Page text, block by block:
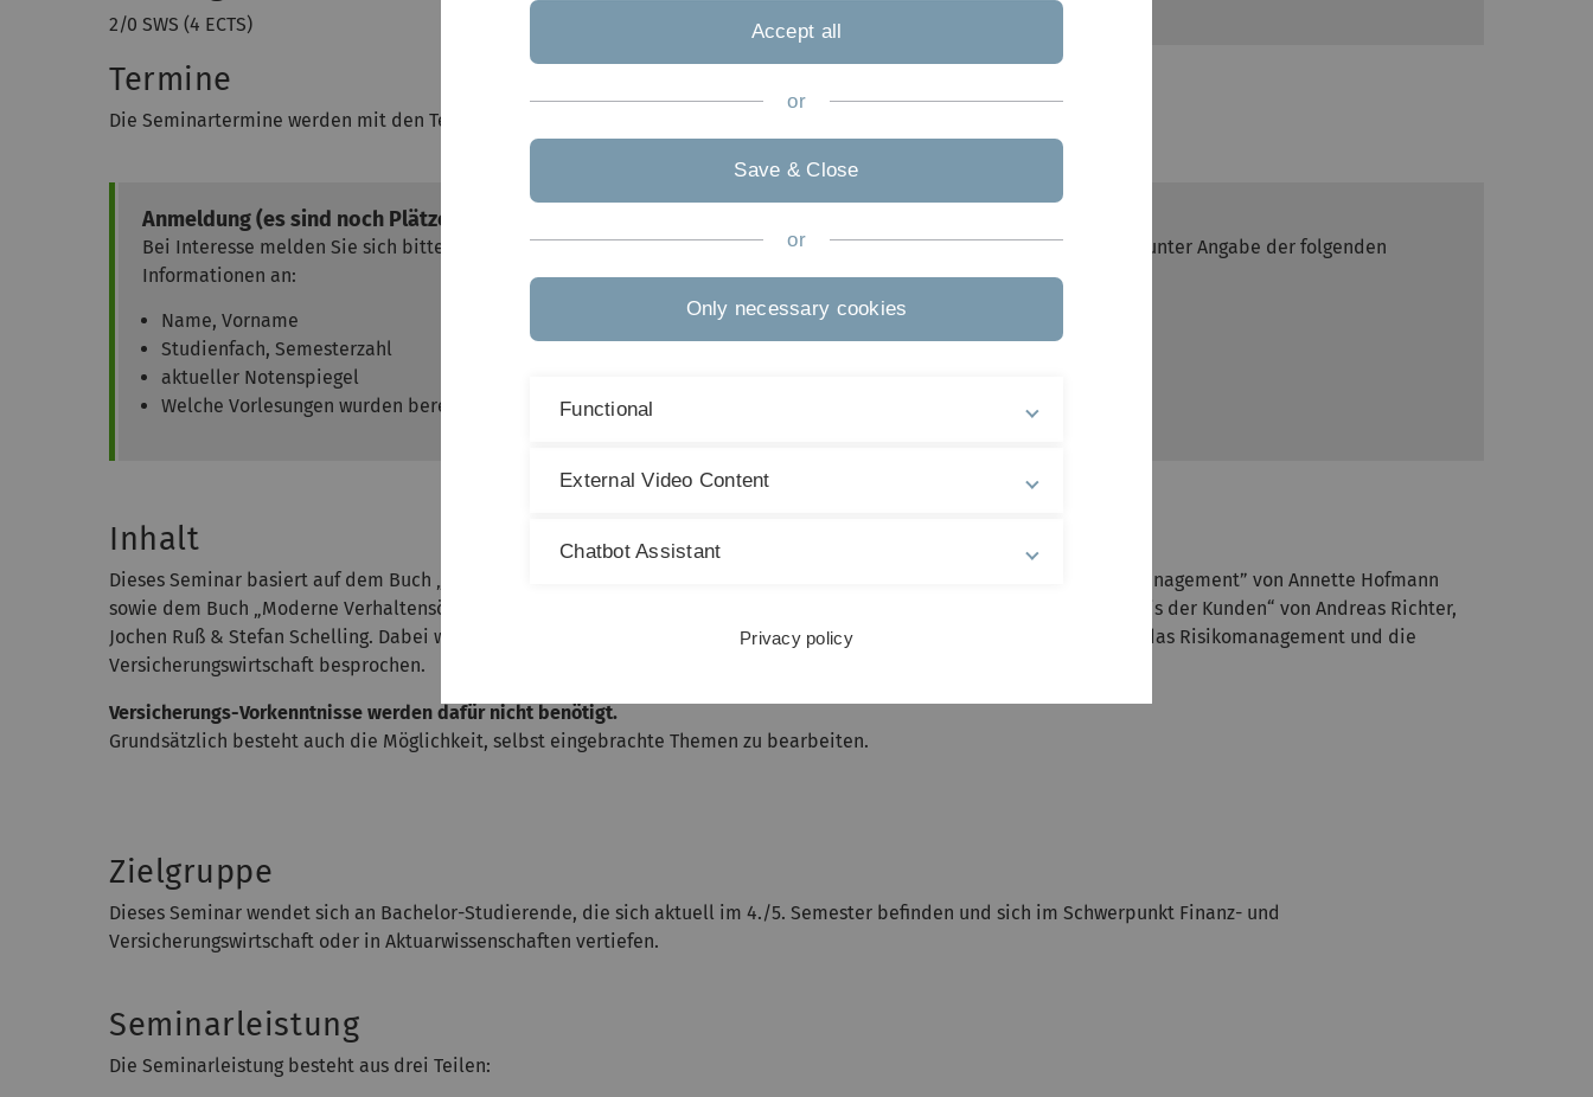
2/0 SWS (4 ECTS)
Termine
Die Seminartermine werden mit den Teilnehmer/innen passend abgestimmt.
Anmeldung (es sind noch Plätze frei!)
Bei Interesse melden Sie sich bitte schnellstmöglichper Email bei Stefan Schelling (stefan.schelling(at)uni-ulm.de
) unter Angabe der folgenden
Informationen an:
Name, Vorname
Studienfach, Semesterzahl
aktueller Notenspiegel
Welche Vorlesungen wurden bereits in Aktuarwissenschaften und Finance gehört (inkl. laufendes Semester)?
Inhalt
Dieses Seminar basiert auf dem Buch „The ten commandments of risk leadership: a behavioral guide on strategic risk management” von Annette Hofmann
sowie dem Buch „Moderne Verhaltensökonomie in der Versicherungswirtschaft - Denkanstöße für ein besseres Verständnis der Kunden“ von Andreas Richter,
Jochen Ruß & Stefan Schelling. Dabei werden verschiedene verhaltensökonomische Erkenntnisse und deren Einfluss auf das Risikomanagement und die
Versicherungswirtschaft besprochen.
Versicherungs-Vorkenntnisse werden dafür nicht benötigt.
Grundsätzlich besteht auch die Möglichkeit, selbst eingebrachte Themen zu bearbeiten.
Zielgruppe
Dieses Seminar wendet sich an Bachelor-Studierende, die sich aktuell im 4./5. Semester befinden und sich im Schwerpunkt Finanz- und
Versicherungswirtschaft oder in Aktuarwissenschaften vertiefen.
Seminarleistung
Die Seminarleistung besteht aus drei Teilen:
Accept all
or
Save & Close
or
Only necessary cookies
Functional
External Video Content
Chatbot Assistant
Privacy policy